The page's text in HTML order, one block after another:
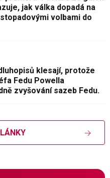
jak válka dopadá na
volbami do
klesají, protože
Fedu Powella
zvyšování sazeb Fedu.